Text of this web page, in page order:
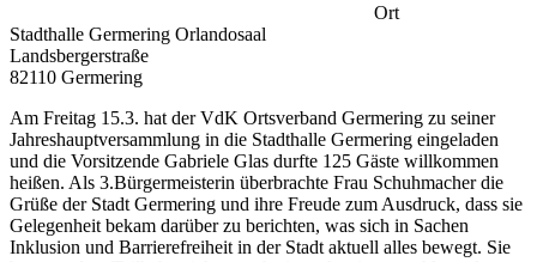
Ort
Stadthalle Germering Orlandosaal
Landsbergerstraße
82110 Germering
Am Freitag 15.3. hat der VdK Ortsverband Germering zu seiner
Jahreshauptversammlung in die Stadthalle Germering eingeladen
und die Vorsitzende Gabriele Glas durfte 125 Gäste willkommen
heißen. Als 3.Bürgermeisterin überbrachte Frau Schuhmacher die
Grüße der Stadt Germering und ihre Freude zum Ausdruck, dass sie
Gelegenheit bekam darüber zu berichten, was sich in Sachen
Inklusion und Barrierefreiheit in der Stadt aktuell alles bewegt. Sie